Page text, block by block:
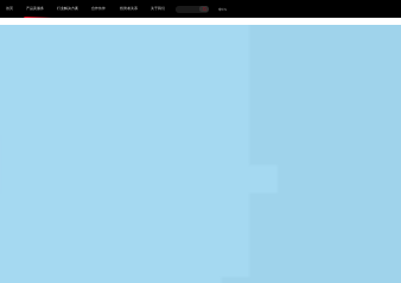
首页 产品及服务 行业解决方案 合作伙伴 投资者关系 关于我们 中EN